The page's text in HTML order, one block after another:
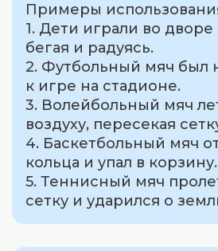
Примеры
1. Дети играли во
бегая и радуясь.
2. Футбольный мяч был
к игре на стадионе.
3. Волейбольный мяч
воздуху, пересекая
4. Баскетбольный мяч
кольца и упал в корзину.
5. Теннисный мяч
сетку и ударился о